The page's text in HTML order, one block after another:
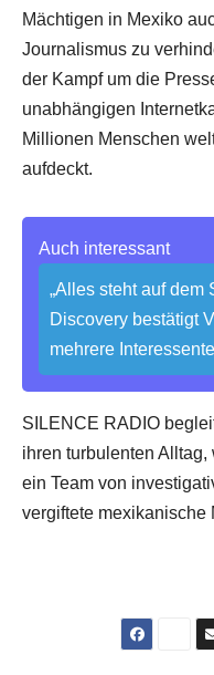
Mächtigen in Mexiko
Journalismus zu
der Kampf um die
unabhängigen
Millionen Menschen
aufdeckt.
Auch interessant
„Alles steht auf dem
Discovery bestätigt
mehrere
SILENCE RADIO
ihren turbulenten
ein Team von
vergiftete mexikanische